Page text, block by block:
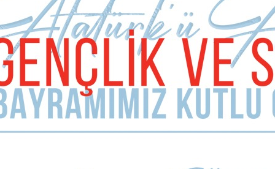
olarak boş kalıyor. Büyük çoğunluğu kapanıyor. Turizmi
12 aya yaymak ve yılın 12 ayında da farklı kitleleri
şehrimize çekelim istiyoruz. Spor turizmi de bunun
olamazsa olmazlarından biri. Özellikle bu 4 aylık
periyodu spor ve sağlık turizmiyle canlandırmak
istiyoruz. Bunu belli oranda başarıyoruz. Ama bu payı
daha da artırmak istiyoruz. Şehrimiz alt yapı ve
tesisleriyle bu konuda elverişli. Turizmdeki bu
avantajımızı tüm yıla yaymak için çalışmalarımızı